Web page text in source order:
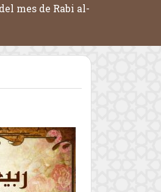
mes de Rabi al-